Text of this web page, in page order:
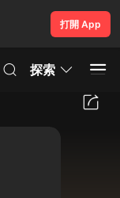
打開 App
探索